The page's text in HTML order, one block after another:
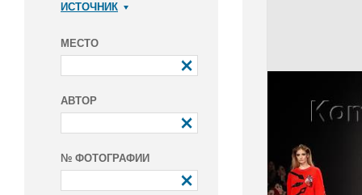
ИСТОЧНИК
МЕСТО
АВТОР
№ ФОТОГРАФИИ